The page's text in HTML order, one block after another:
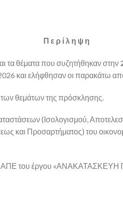
Π ε ρ ί λ η ψ η
τα θέματα που συζητήθηκαν στην
και ελήφθησαν οι παρακάτω
θεμάτων της πρόσκλησης.
(Ισολογισμού,
και Προσαρτήματος) του
του έργου «ΑΝΑΚΑΤΑΣΚΕΥΗ